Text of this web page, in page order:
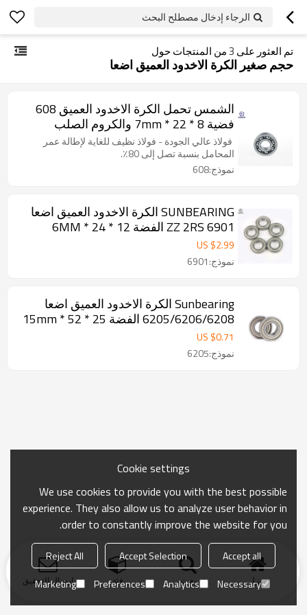
الرجاء إدخال مصطلح البحث
تم العثور على 3من المنتجات حول
حجم صغير الكرة الاخدود العميق اضعا
الشمس تحمل الكرة الاخدود العميق 608
فضية 8 * 22 * 7mm والكروم الصلب
فولاذ عالي الجودة - فولاذ نظيف للغاية لإطالة عمر
المحامل بنسبة تصل إلى 80٪.
نموذج:608
SUNBEARING الكرة الاخدود العميق اضعا
6901 ZZ 2RS الفضة 12 * 24 * 6MM
الكروم الصلب GCR15
US $2.99
نموذج:6901
Sunbearing الكرة الاخدود العميق اضعا
6205/6206/6208 الفضة 25 * 52 * 15mm
الكروم الصلب GCR15
US $0.71
نموذج:6205
منزل بحث فئة ارسال التحقيق
Cookie settings
We use cookies to provide you with the best possible
experience. They also allow us to analyze user behavior in
order to constantly improve the website for you.
Accept all
Accept Selection
Reject All
Necessary
Analytics
Preferences
Marketing